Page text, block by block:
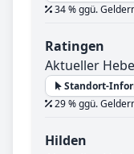
34 % ggü.
Ratingen
Aktueller
Standort-
29 % ggü.
Hilden